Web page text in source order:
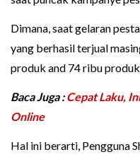
Dimana, saat gelaran
yang berhasil terjual
produk and 74 ribu
Baca Juga :Cepat Laku,
Online
Hal ini berarti, Pengguna